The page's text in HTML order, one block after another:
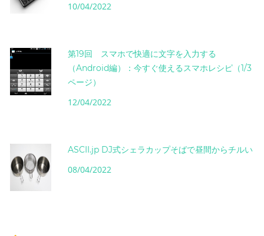
10/04/2022
第19回 スマホで快適に文字を入力する
（Android編）：今すぐ使えるスマホレシピ（1/3
ページ）
12/04/2022
ASCII.jp DJ式シェラカップそばで昼間からチルい
08/04/2022